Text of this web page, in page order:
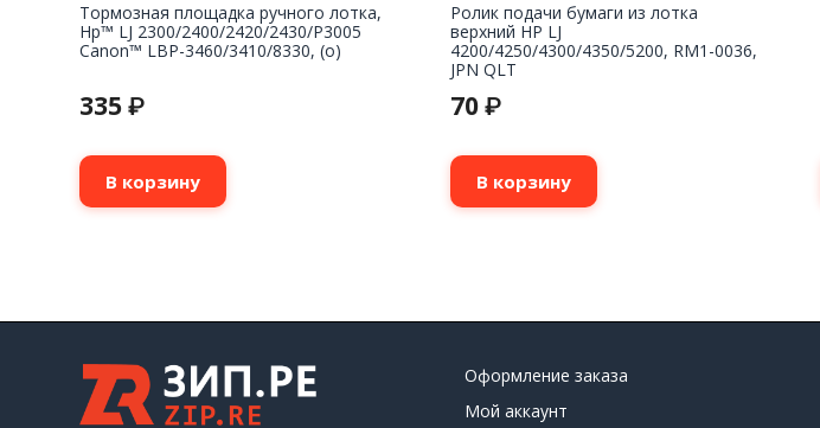
Тормозная площадка ручного лотка,
Hp™ LJ 2300/2400/2420/2430/P3005
Canon™ LBP-3460/3410/8330, (о)
335 ₽
В корзину
Ролик подачи бумаги из лотка
верхний HP LJ
4200/4250/4300/4350/5200, RM1-0036,
JPN QLT
70 ₽
В корзину
Оформление заказа
Мой аккаунт